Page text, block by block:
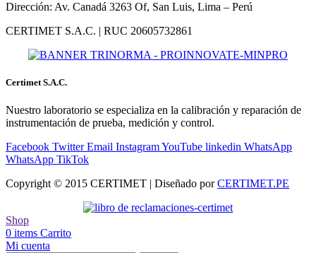
Dirección: Av. Canadá 3263 Of, San Luis, Lima – Perú
CERTIMET S.A.C. | RUC 20605732861
Certimet S.A.C.
Nuestro laboratorio se especializa en la calibración y reparación de
instrumentación de prueba, medición y control.
Facebook Twitter Email InstagramYouTube linkedin WhatsApp
WhatsApp TikTok
Copyright © 2015 CERTIMET | Diseñado porCERTIMET.PE
Shop
0 items Carrito
Mi cuenta